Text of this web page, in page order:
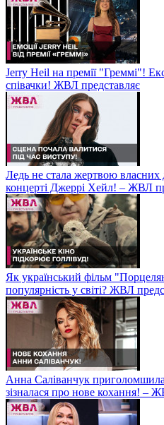
Jerry Heil на премії "Греммі"!
співачки! ЖВЛ представляє
Ледь не стала жертвою власних
концерті Джеррі Хейл! – ЖВЛ
Як український фільм
популярність у світі? ЖВЛ
Анна Саліванчук
зізналася про нове кохання! –